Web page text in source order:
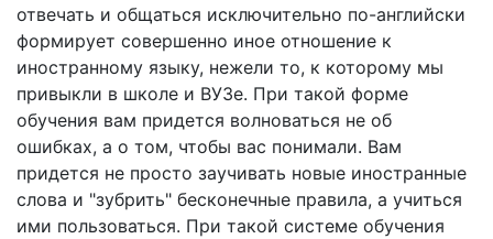
отвечать и общаться исключительно по-английски
формирует совершенно иное отношение к
иностранному языку, нежели то, к которому мы
привыкли в школе и ВУЗе. При такой форме
обучения вам придется волноваться не об
ошибках, а о том, чтобы вас понимали. Вам
придется не просто заучивать новые иностранные
слова и "зубрить" бесконечные правила, а учиться
ими пользоваться. При такой системе обучения